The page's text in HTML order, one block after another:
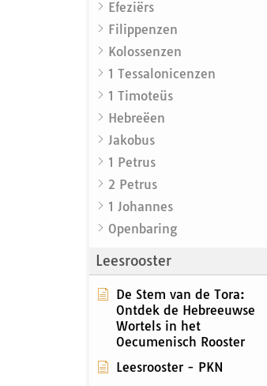
Efeziërs
Filippenzen
Kolossenzen
1 Tessalonicenzen
1 Timoteüs
Hebreëen
Jakobus
1 Petrus
2 Petrus
1 Johannes
Openbaring
Leesrooster
De Stem van de Tora:
Ontdek de Hebreeuwse
Wortels in het
Oecumenisch Rooster
Leesrooster - PKN